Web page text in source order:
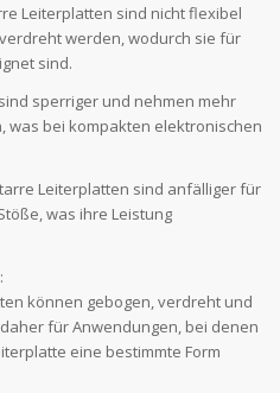
Leiterplatten sind nicht flexibel
werden, wodurch sie für
sind.
sperriger und nehmen mehr
was bei kompakten elektronischen
Leiterplatten sind anfälliger für
was ihre Leistung
können gebogen, verdreht und
für Anwendungen, bei denen
eine bestimmte Form